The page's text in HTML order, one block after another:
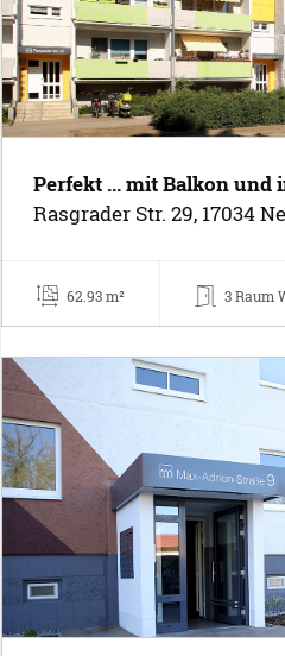
Perfekt ... mit Balkon und
Rasgrader Str. 29, 17034
62.93 m² 3 Raum